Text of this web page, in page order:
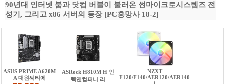
90년대 인터넷 붐과 닷컴 버블이 불러온 썬마이크로시스템즈 전
성기, 그리고 x86 서버의 등장 [PC흥망사 18-2]